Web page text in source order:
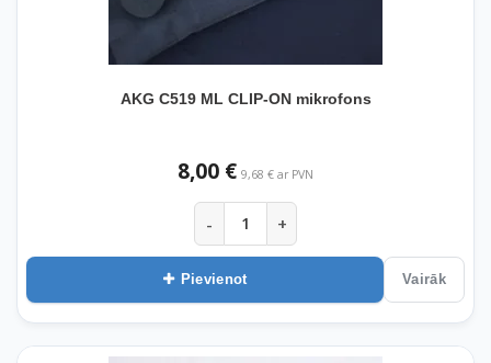
AKG C519 ML CLIP-ON mikrofons
8,00 € 9,68 € ar PVN
- +
Pievienot Vairāk